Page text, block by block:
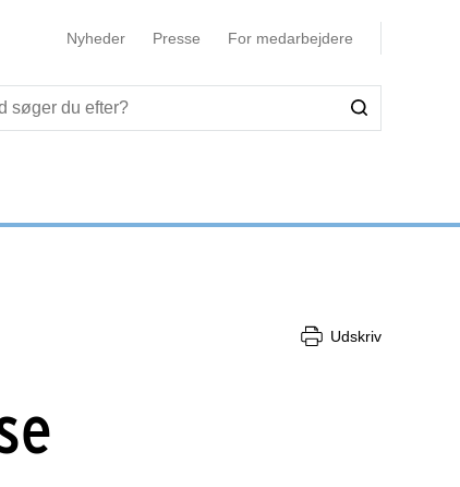
Nyheder Presse For medarbejdere
Udskriv